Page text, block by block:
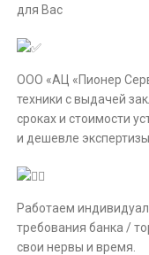
для Вас
️ООО «АЦ «Пионер
техники с выдачей
сроках и стоимости
и дешевле экспертизы
Работаем
требования банка /
свои нервы и время.